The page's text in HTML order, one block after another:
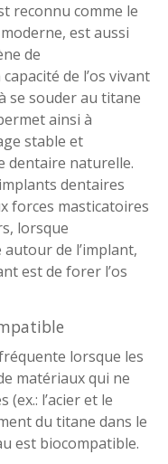
reconnu comme le
est aussi
de
de l’os vivant
se souder au titane
ainsi à
stable et
dentaire naturelle.
dentaires
forces masticatoires
lorsque
de l’implant,
est de forer l’os
lorsque les
matériaux qui ne
l’acier et le
du titane dans le
est biocompatible.